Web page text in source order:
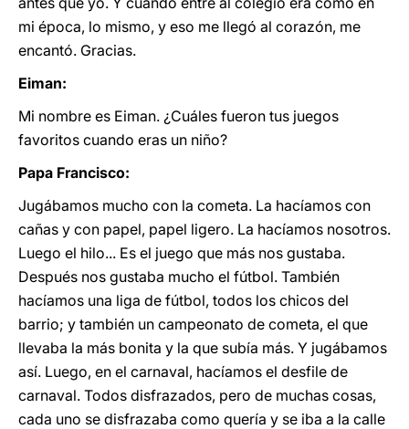
mi época, lo mismo, y eso me llegó al corazón, me
encantó. Gracias.
Eiman:
Mi nombre es Eiman. ¿Cuáles fueron tus juegos
favoritos cuando eras un niño?
Papa Francisco:
Jugábamos mucho con la cometa. La hacíamos con
cañas y con papel, papel ligero. La hacíamos nosotros.
Luego el hilo... Es el juego que más nos gustaba.
Después nos gustaba mucho el fútbol. También
hacíamos una liga de fútbol, ​​todos los chicos del
barrio; y también un campeonato de cometa, el que
llevaba la más bonita y la que subía más. Y jugábamos
así. Luego, en el carnaval, hacíamos el desfile de
carnaval. Todos disfrazados, pero de muchas cosas,
cada uno se disfrazaba como quería y se iba a la calle